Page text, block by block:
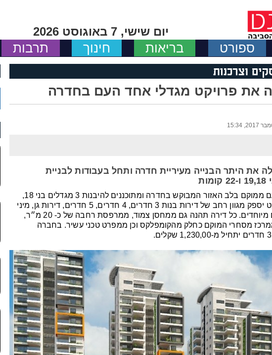
יום שישי, 7 באוגוסט 2026
ספורט בריאות חינוך תרבות
את פרויקט מגדלי אחד העם בחדרה
את היתר הבנייה מעיריית חדרה ותחל בעבודות לבניית
פרויקט מגדלי אחד העם ממוקם בלב האזור המבוקש בחדרה ומתוכננים להיבנות 3 מגדלים בני 18,
19 ו-22 קומות. הפרויקט יספק מגוון רחב של דירות בנות 3 חדרים, 4 חדרים, 5 חדרים, דירות גן, מיני
פנטהאוזים ופנטהאוזים מיוחדים. כל דירה תהנה גם ממחסן צמוד, ממרפסת רחבה של כ- 20 מ״ר,
מסחרי המוקם כחלק מהקומפלקס וכן ממפרט טכני עשיר. בחברה